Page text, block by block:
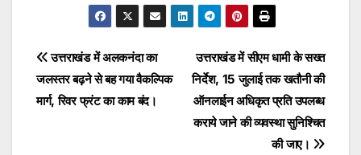
s
A
p
c
e
b
o
itt
er
ai s
s
e
n
g
ar
e
Post
navigation
उत्तराखंड में सीएम धामी के सख्त
निर्देश, 15 जुलाई तक खतौनी की
ऑनलाईन अधिकृत प्रति उपलब्ध
कराये जाने की व्यवस्था सुनिश्चित
की जाए।
उत्तराखंड में अलकनंदा का
जलस्तर बढ़ने से बह गया वैकल्पिक
मार्ग, रिवर फ्रंट का काम बंद।